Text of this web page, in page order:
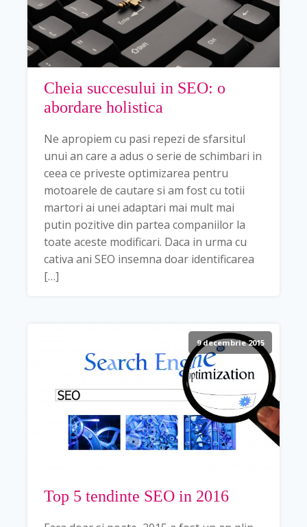
Cheia succesului in SEO: o
abordare holistica
Ne apropiem cu pasi repezi de sfarsitul
unui an care a adus o serie de schimbari in
ceea ce priveste optimizarea pentru
motoarele de cautare si am fost cu totii
martori ai unei adaptari mai mult mai
putin pozitive din partea companiilor la
toate aceste modificari. Daca in urma cu
cativa ani SEO insemna doar identificarea
[…]
9 decembrie 2015
Top 5 tendinte SEO in 2016